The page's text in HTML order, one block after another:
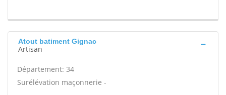
Atout batiment Gignac
Artisan
Département: 34
Surélévation maçonnerie -